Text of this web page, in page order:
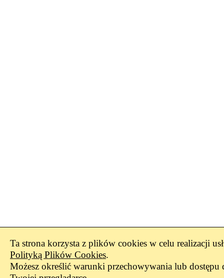
Ta strona korzysta z plików cookies w celu realizacji
Polityką Plików Cookies.
Możesz określić warunki przechowywania lub